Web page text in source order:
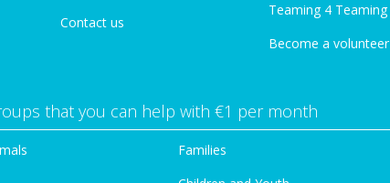
Contact us
Teaming 4 Teaming
Become a volunteer
that you can help with €1 per month
Families